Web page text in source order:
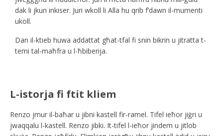
dak li jkun inkiser. Juri wkoll li Alla hu qrib f’dawn il-mumenti
ukoll.
Dan il-ktieb huwa addattat għat-tfal fi snin bikrin u jitratta t-
temi tal-maħfra u l-ħbiberija.
L-istorja fi ftit kliem
Renzo jmur il-baħar u jibni kastell fir-ramel. Tifel ieħor jiġri u
jwaqqalu l-kastell. Renzo jibki. It-tifel l-ieħor jindem u jitlob